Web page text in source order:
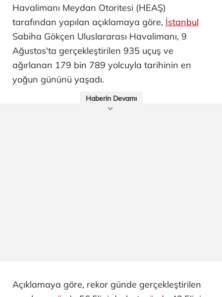
Havalimanı Meydan Otoritesi (HEAŞ)
tarafından yapılan açıklamaya göre, İstanbul
Sabiha Gökçen Uluslararası Havalimanı, 9
Ağustos'ta gerçekleştirilen 935 uçuş ve
ağırlanan 179 bin 789 yolcuyla tarihinin en
yoğun gününü yaşadı.
Haberin Devamı
Açıklamaya göre, rekor günde gerçekleştirilen